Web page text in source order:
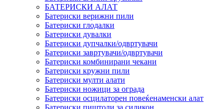
БАТЕРИСКИ АЛАТ
Батериски верижни пили
Батериски глодалки
Батериски дувалки
Батериски дупчалки/одвртувачи
Батериски завртувачи/одвртувачи
Батериски комбинирани чекани
Батериски кружни пили
Батериски мулти алати
Батериски ножици за ограда
Батериски осцилаторен повеќенаменски алат
Батериски пиштоли за силикон